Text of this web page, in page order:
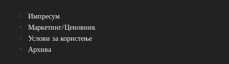
Импресум
Маркетинг/Ценовник
Услови за користење
Архива